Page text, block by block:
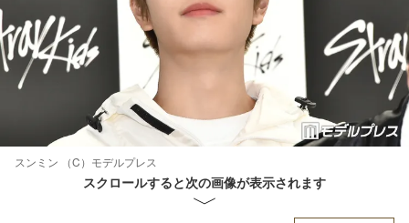
スンミン （C）モデルプレス
スクロールすると次の画像が表示されます